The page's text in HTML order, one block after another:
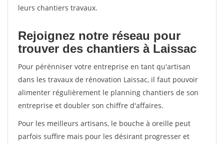
leurs chantiers travaux.
Rejoignez notre réseau pour
trouver des chantiers à Laissac
Pour pérénniser votre entreprise en tant qu'artisan
dans les travaux de rénovation Laissac, il faut pouvoir
alimenter régulièrement le planning chantiers de son
entreprise et doubler son chiffre d'affaires.
Pour les meilleurs artisans, le bouche à oreille peut
parfois suffire mais pour les désirant progresser et